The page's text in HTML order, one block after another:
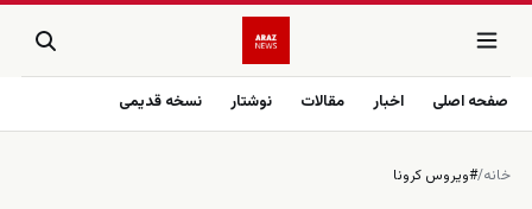
صفحه اصلی اخبار مقالات نوشتار نسخه قدیمی
خانه/#ویروس کرونا